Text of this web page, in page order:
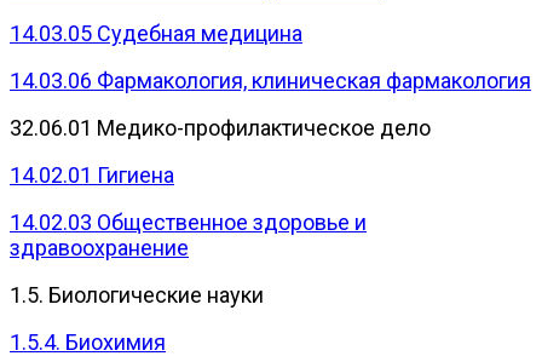
14.03.05 Судебная медицина
14.03.06 Фармакология, клиническая фармакология
32.06.01 Медико-профилактическое дело
14.02.01 Гигиена
14.02.03 Общественное здоровье и
здравоохранение
1.5. Биологические науки
1.5.4. Биохимия